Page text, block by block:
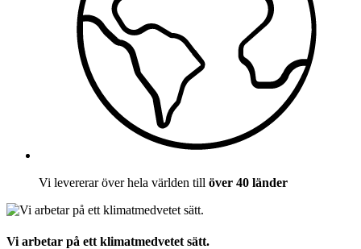
Vi levererar över hela världen till över 40 länder
Vi arbetar på ett klimatmedvetet sätt.